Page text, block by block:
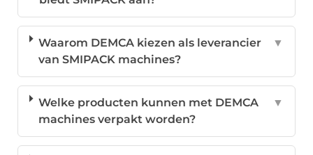
Waarom DEMCA kiezen als leverancier
van SMIPACK machines?
▼
Welke producten kunnen met DEMCA
machines verpakt worden?
▼